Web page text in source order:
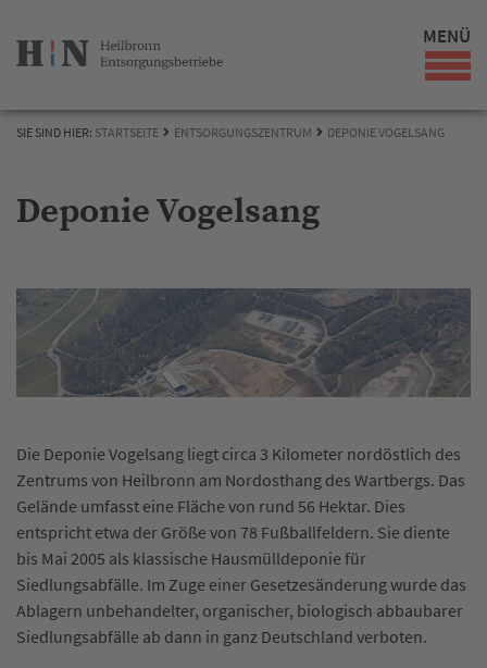
MENÜ
SIE SIND HIER: STARTSEITE ENTSORGUNGSZENTRUM DEPONIE VOGELSANG
Deponie Vogelsang
Die Deponie Vogelsang liegt circa 3 Kilometer nordöstlich des
Zentrums von Heilbronn am Nordosthang des Wartbergs. Das
Gelände umfasst eine Fläche von rund 56 Hektar. Dies
entspricht etwa der Größe von 78 Fußballfeldern. Sie diente
bis Mai 2005 als klassische Hausmülldeponie für
Siedlungsabfälle. Im Zuge einer Gesetzesänderung wurde das
Ablagern unbehandelter, organischer, biologisch abbaubarer
Siedlungsabfälle ab dann in ganz Deutschland verboten.